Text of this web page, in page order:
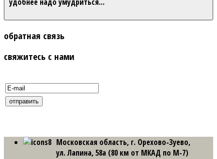
обратная связь
свяжитесь с нами
Московская область, г. Орехово-Зуево,
ул. Лапина, 58а (80 км от МКАД по М-7)